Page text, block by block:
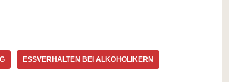
ESSVERHALTEN BEI ALKOHOLIKERN